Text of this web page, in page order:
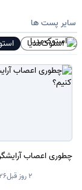
سایر پست ها
استوک‌مدیا
چطوری اعصاب
2 روز قبل 26